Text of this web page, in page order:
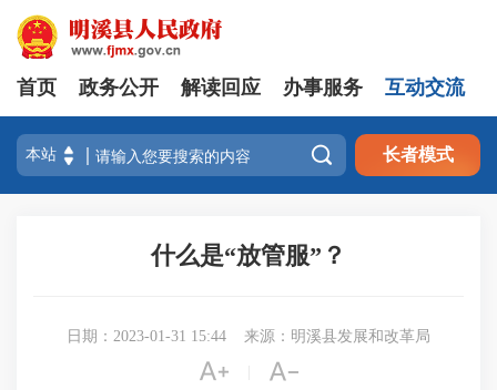
首页 政务公开 解读回应 办事服务 互动交流
 长者模式
什么是“放管服”？
日期：2023-01-31 15:44 来源：明溪县发展和改革局
 